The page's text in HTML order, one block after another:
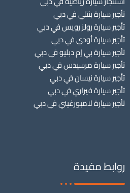
تأجير سيارة بنتلي في دبي
تأجير سيارة رولز رويس في دبي
تأجير سيارة أودي في دبي
تأجير سيارة بي إم دبليو في دبي
تأجير سيارة مرسيدس في دبي
تأجير سيارة نيسان في دبي
تأجير سيارة فيراري في دبي
تأجير سيارة لامبورغيني في دبي
روابط مفيدة